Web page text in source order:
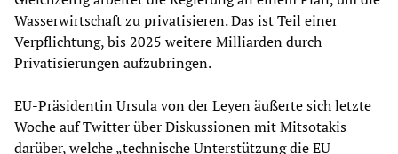
Wasserwirtschaft zu privatisieren. Das ist Teil einer
Verpflichtung, bis 2025 weitere Milliarden durch
Privatisierungen aufzubringen.
EU-Präsidentin Ursula von der Leyen äußerte sich letzte
Woche auf Twitter über Diskussionen mit Mitsotakis
darüber, welche „technische Unterstützung die EU